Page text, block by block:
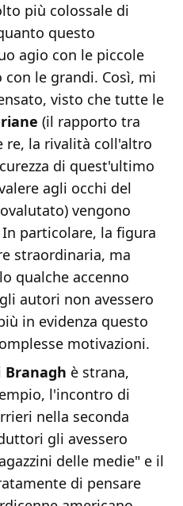
più colossale di
questo
agio con le piccole
le grandi. Così, mi
visto che tutte le
(il rapporto tra
re, la rivalità coll'altro
di quest'ultimo
agli occhi del
vengono
particolare, la figura
straordinaria, ma
qualche accenno
autori non avessero
in evidenza questo
motivazioni.
Branagh è strana,
l'incontro di
nella seconda
gli avessero
delle medie" e il
di pensare